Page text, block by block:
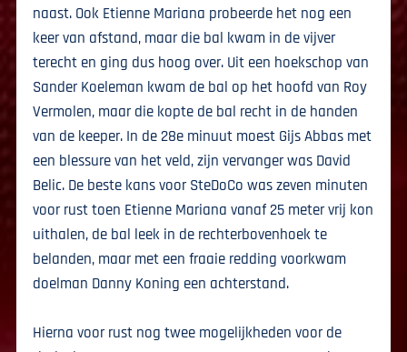
naast. Ook Etienne Mariana probeerde het nog een
keer van afstand, maar die bal kwam in de vijver
terecht en ging dus hoog over. Uit een hoekschop van
Sander Koeleman kwam de bal op het hoofd van Roy
Vermolen, maar die kopte de bal recht in de handen
van de keeper. In de 28e minuut moest Gijs Abbas met
een blessure van het veld, zijn vervanger was David
Belic. De beste kans voor SteDoCo was zeven minuten
voor rust toen Etienne Mariana vanaf 25 meter vrij kon
uithalen, de bal leek in de rechterbovenhoek te
belanden, maar met een fraaie redding voorkwam
doelman Danny Koning een achterstand.
Hierna voor rust nog twee mogelijkheden voor de